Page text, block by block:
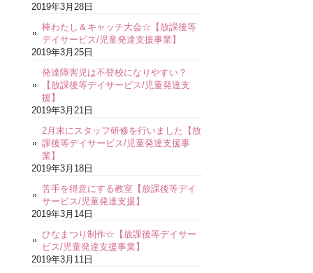
2019年3月28日
棒わたし＆キャッチ大会☆【放課後等
デイサービス/児童発達支援事業】
2019年3月25日
発達障害児は不登校になりやすい？
【放課後等デイサービス/児童発達支
援】
2019年3月21日
2月末にスタッフ研修を行いました【放
課後等デイサービス/児童発達支援事
業】
2019年3月18日
苦手を得意にする教室【放課後等デイ
サービス/児童発達支援】
2019年3月14日
ひなまつり制作☆【放課後等デイサー
ビス/児童発達支援事業】
2019年3月11日